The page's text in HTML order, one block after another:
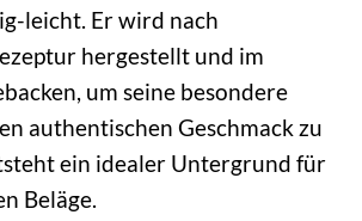
leicht. Er wird nach
hergestellt und im
um seine besondere
authentischen Geschmack zu
ein idealer Untergrund für
Beläge.